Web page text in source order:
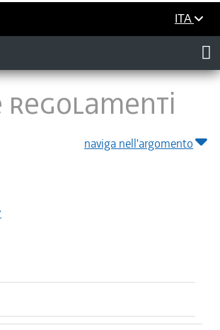
ITA
REGOLAMENTI
naviga nell'argomento